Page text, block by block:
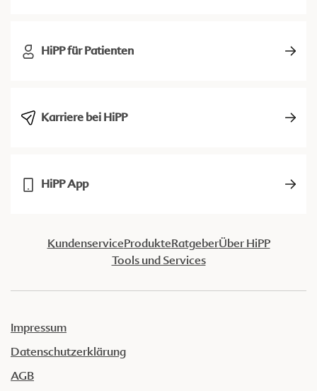
HiPP für Patienten
Karriere bei HiPP
HiPP App
KundenserviceProdukteRatgeberÜber HiPP
Tools und Services
Impressum
Datenschutzerklärung
AGB